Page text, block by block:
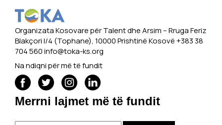
Organizata Kosovare për Talent dhe Arsim -- Rruga Feriz
Blakçori I/4 (Tophane), 10000 Prishtinë Kosovë +383 38
704 560info@toka-ks.org
Na ndiqni për më të fundit
Merrni lajmet më të fundit